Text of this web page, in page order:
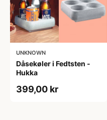
UNKNOWN
Dåsekøler i Fedtsten -
Hukka
399,00 kr